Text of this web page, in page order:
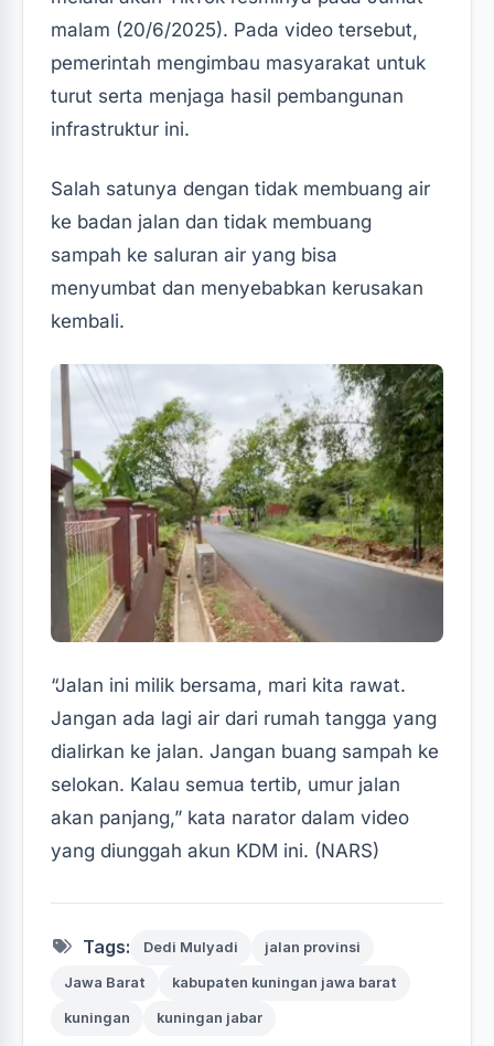
malam (20/6/2025). Pada video tersebut,
pemerintah mengimbau masyarakat untuk
turut serta menjaga hasil pembangunan
infrastruktur ini.
Salah satunya dengan tidak membuang air
ke badan jalan dan tidak membuang
sampah ke saluran air yang bisa
menyumbat dan menyebabkan kerusakan
kembali.
“Jalan ini milik bersama, mari kita rawat.
Jangan ada lagi air dari rumah tangga yang
dialirkan ke jalan. Jangan buang sampah ke
selokan. Kalau semua tertib, umur jalan
akan panjang,” kata narator dalam video
yang diunggah akun KDM ini. (NARS)
Tags: Dedi Mulyadi jalan provinsi
Jawa Barat kabupaten kuningan jawa barat
kuningan kuningan jabar